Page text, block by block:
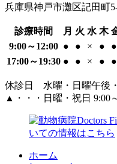
兵庫県神戸市灘区記田町
診療時間 月 火 水 木
9:00～12:00 ● ● × ● ●
17:00～19:30 ● ● × ● ●
休診日 水曜・日曜午後
▲・・・日曜・祝日 9:00
ホーム